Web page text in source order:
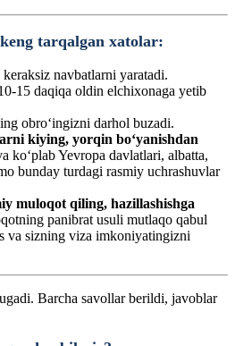
tarqalgan xatolar:
navbatlarni yaratadi.
15 daqiqa oldin elchixonaga yetib
obro‘ingizni darhol buzadi.
kiying, yorqin bo‘yanishdan
ko‘plab Yevropa davlatlari, albatta,
bunday turdagi rasmiy uchrashuvlar
muloqot qiling, hazillashishga
panibrat usuli mutlaqo qabul
va sizning viza imkoniyatingizni
Barcha savollar berildi, javoblar